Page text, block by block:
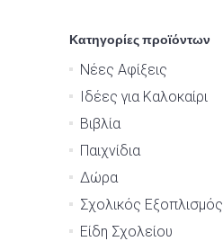
Κατηγορίες προϊόντων
Νέες Αφίξεις
Ιδέες για Καλοκαίρι
Βιβλία
Παιχνίδια
Δώρα
Σχολικός Εξοπλισμός
Είδη Σχολείου